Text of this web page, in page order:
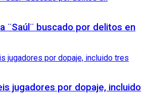
¨Saúl¨ buscado por delitos en
jugadores por dopaje, incluido